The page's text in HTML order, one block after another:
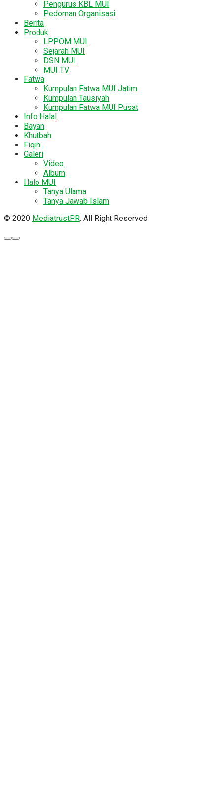
Pengurus KBL MUI
Pedoman Organisasi
Berita
Produk
LPPOM MUI
Sejarah MUI
DSN MUI
MUI TV
Fatwa
Kumpulan Fatwa MUI Jatim
Kumpulan Tausiyah
Kumpulan Fatwa MUI Pusat
Info Halal
Bayan
Khutbah
Fiqih
Galeri
Video
Album
Halo MUI
Tanya Ulama
Tanya Jawab Islam
© 2020 MediatrustPR. All Right Reserved